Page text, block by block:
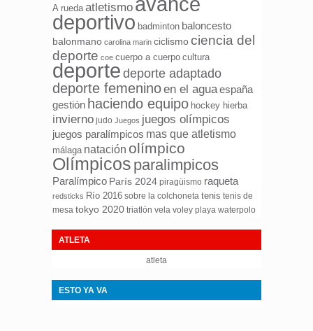
A rueda atletismo
deportivo badminton baloncesto
balonmano carolina marin ciclismociencia del
deporte coe cuerpo a cuerpo cultura
deportedeporte adaptado
deporte femeninoen el aguaespaña
gestión haciendo equipo hockey hierba
invierno judo Juegos juegos olímpicos
juegos paralímpicos mas que atletismo
málaga natación olímpico
Olímpicos paralimpicos
Paralímpico París 2024 piragüismo raqueta
redsticks Río 2016 sobre la colchoneta tenis tenis de
mesa tokyo 2020 triatlón vela voley playa waterpolo
ATLETA
atleta
ESTO YA VA